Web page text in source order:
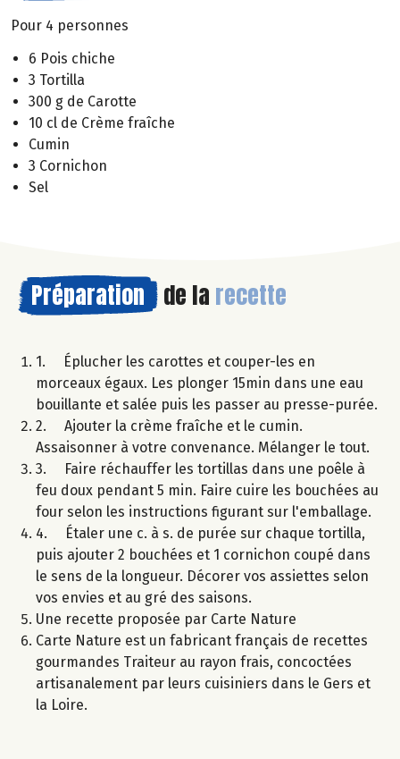
Pour 4 personnes
6 Pois chiche
3 Tortilla
300 g de Carotte
10 cl de Crème fraîche
Cumin
3 Cornichon
Sel
Préparation de la recette
1. Éplucher les carottes et couper-les en
morceaux égaux. Les plonger 15min dans une eau
bouillante et salée puis les passer au presse-purée.
2. Ajouter la crème fraîche et le cumin.
Assaisonner à votre convenance. Mélanger le tout.
3. Faire réchauffer les tortillas dans une poêle à
feu doux pendant 5 min. Faire cuire les bouchées au
four selon les instructions figurant sur l'emballage.
4. Étaler une c. à s. de purée sur chaque tortilla,
puis ajouter 2 bouchées et 1 cornichon coupé dans
le sens de la longueur. Décorer vos assiettes selon
vos envies et au gré des saisons.
Une recette proposée par Carte Nature
Carte Nature est un fabricant français de recettes
gourmandes Traiteur au rayon frais, concoctées
artisanalement par leurs cuisiniers dans le Gers et
la Loire.